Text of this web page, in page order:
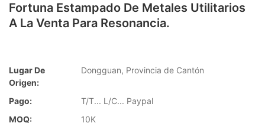
Fortuna Estampado De Metales Utilitarios
A La Venta Para Resonancia.
Lugar De
Origen:
Dongguan, Provincia de Cantón
Pago:
T/T... L/C... Paypal
MOQ:
10K